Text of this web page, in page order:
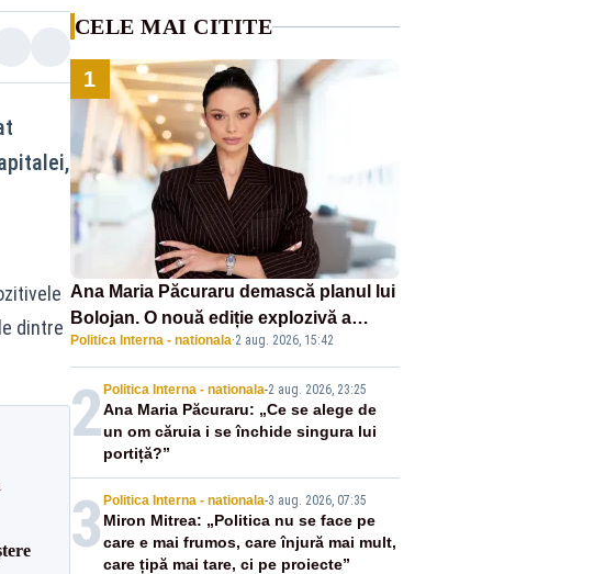
dintre
CELE MAI CITITE
1
Ana Maria Păcuraru demască planul lui
Bolojan. O nouă ediție explozivă a
emisiunii „Miza Zilei” la Realitatea
PLUS
Politica Interna - nationala·2 aug. 2026, 15:42
2 Politica Interna - nationala-2 aug. 2026, 23:25
Ana Maria Păcuraru: „Ce se alege de
un om căruia i se închide singura lui
portiță?”
3 Politica Interna - nationala-3 aug. 2026, 07:35
Miron Mitrea: „Politica nu se face pe
care e mai frumos, care înjură mai mult,
care țipă mai tare, ci pe proiecte”